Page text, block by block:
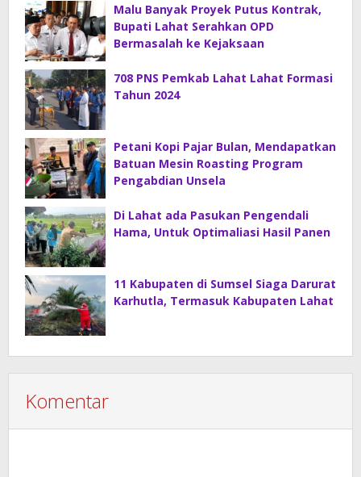
Malu Banyak Proyek Putus Kontrak,
Bupati Lahat Serahkan OPD
Bermasalah ke Kejaksaan
708 PNS Pemkab Lahat Lahat Formasi
Tahun 2024
Petani Kopi Pajar Bulan, Mendapatkan
Batuan Mesin Roasting Program
Pengabdian Unsela
Di Lahat ada Pasukan Pengendali
Hama, Untuk Optimaliasi Hasil Panen
11 Kabupaten di Sumsel Siaga Darurat
Karhutla, Termasuk Kabupaten Lahat
Komentar